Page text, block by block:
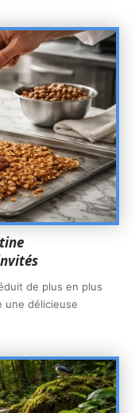
de plus en plus
une délicieuse